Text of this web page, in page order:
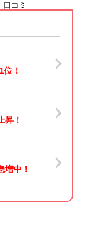
口コミ
位！
昇！
増中！